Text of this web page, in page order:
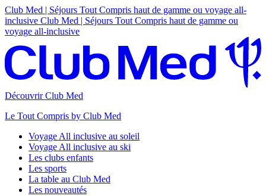
Club Med | Séjours Tout Compris haut de gamme ou voyage all-
inclusive Club Med | Séjours Tout Compris haut de gamme ou
voyage all-inclusive
Découvrir Club Med
Le Tout Compris by Club Med
Voyage All inclusive au soleil
Voyage All inclusive au ski
Les clubs enfants
Les sports
La table au Club Med
Les nouveautés